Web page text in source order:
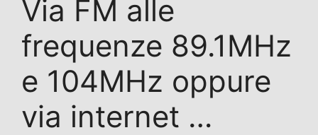
Via FM alle
frequenze 89.1MHz
e 104MHz oppure
via internet …